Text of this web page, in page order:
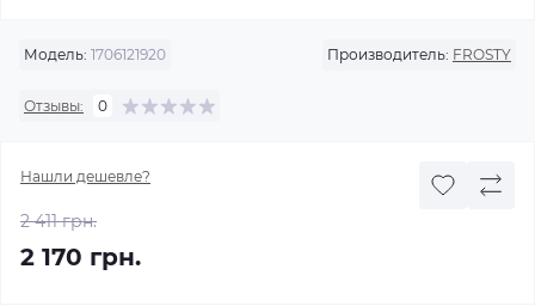
Модель: 1706121920 Производитель: FROSTY
Отзывы: 0
Нашли дешевле?
2 411 грн.
2 170 грн.